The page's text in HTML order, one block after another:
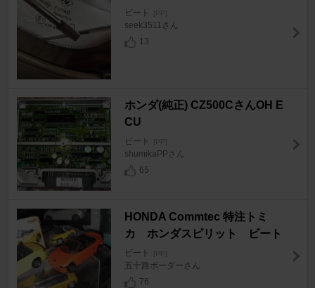
ビート [PP]
seek3511さん
13
ホンダ(純正) CZ500CさんOH E
CU
ビート [PP]
shumikaPPさん
65
HONDA Commtec 特注トミ
カ ホンダスピリット ビート
ビート [PP]
五十路ボーダーさん
76